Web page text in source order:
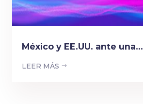
México y EE.UU. ante una...
LEER MÁS